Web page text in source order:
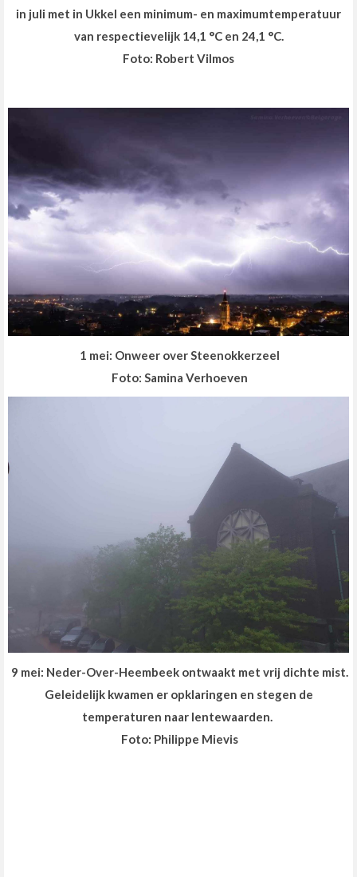
in juli met in Ukkel een minimum- en maximumtemperatuur
van respectievelijk 14,1 °C en 24,1 °C.
Foto: Robert Vilmos
1 mei: Onweer over Steenokkerzeel
Foto: Samina Verhoeven
9 mei: Neder-Over-Heembeek ontwaakt met vrij dichte mist.
Geleidelijk kwamen er opklaringen en stegen de
temperaturen naar lentewaarden.
Foto: Philippe Mievis